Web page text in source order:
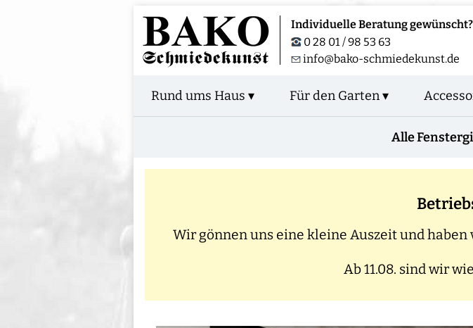
Individuelle Beratung gewünscht?
0 28 01 / 98 53 63
info@bako-schmiedekunst.de
Rund ums Haus ▾ Für den Garten ▾
Alle
Wir gönnen uns eine kleine Auszeit und haben
Ab 11.08. sind wir